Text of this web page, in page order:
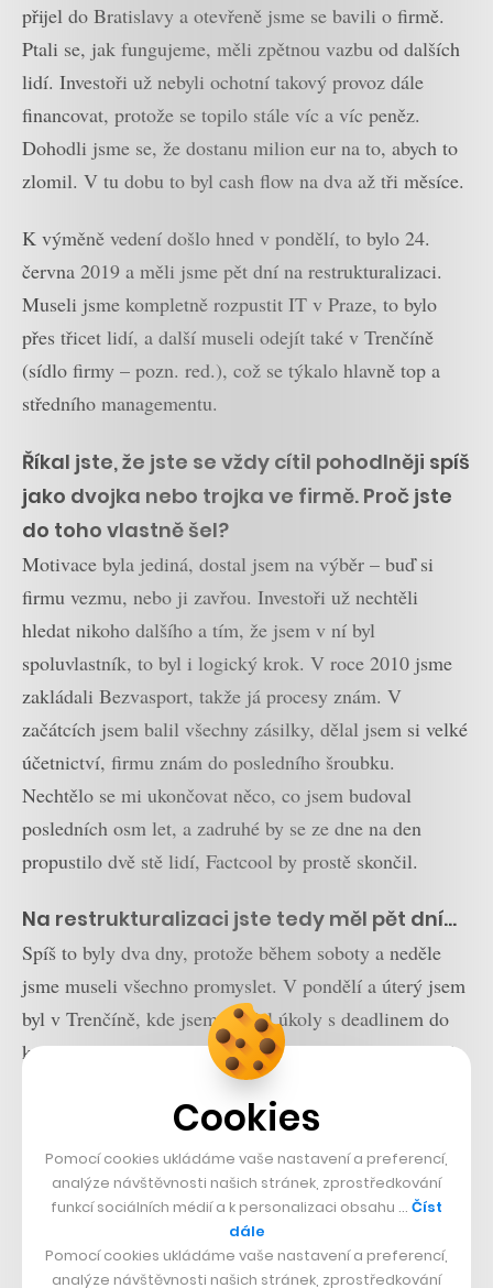
přijel do Bratislavy a otevřeně jsme se bavili o firmě.
Ptali se, jak fungujeme, měli zpětnou vazbu od dalších
lidí. Investoři už nebyli ochotní takový provoz dále
financovat, protože se topilo stále víc a víc peněz.
Dohodli jsme se, že dostanu milion eur na to, abych to
zlomil. V tu dobu to byl cash flow na dva až tři měsíce.
K výměně vedení došlo hned v pondělí, to bylo 24.
června 2019 a měli jsme pět dní na restrukturalizaci.
Museli jsme kompletně rozpustit IT v Praze, to bylo
přes třicet lidí, a další museli odejít také v Trenčíně
(sídlo firmy – pozn. red.), což se týkalo hlavně top a
středního managementu.
Říkal jste, že jste se vždy cítil pohodlněji spíš
jako dvojka nebo trojka ve firmě. Proč jste
do toho vlastně šel?
Motivace byla jediná, dostal jsem na výběr – buď si
firmu vezmu, nebo ji zavřou. Investoři už nechtěli
hledat nikoho dalšího a tím, že jsem v ní byl
spoluvlastník, to byl i logický krok. V roce 2010 jsme
zakládali Bezvasport, takže já procesy znám. V
začátcích jsem balil všechny zásilky, dělal jsem si velké
účetnictví, firmu znám do posledního šroubku.
Nechtělo se mi ukončovat něco, co jsem budoval
posledních osm let, a zadruhé by se ze dne na den
propustilo dvě stě lidí, Factcool by prostě skončil.
Na restrukturalizaci jste tedy měl pět dní…
Spíš to byly dva dny, protože během soboty a neděle
jsme museli všechno promyslet. V pondělí a úterý jsem
byl v Trenčíně, kde jsem rozdal úkoly s deadlinem do
konce týdne. Lidé věděli, že mají máslo na hlavě, takže
vůči odchodu ani neprotestovali.
za velkým projektem z relativně dobrých firem a tým
tady tehdy fungoval jen čtyři měsíce. Byla to velmi
nepříjemná a složitější situace, potřeboval jsem dva
dny, do pátku jsme ale všechno stihli. Pak začínal nový
Cookies
Pomocí cookies ukládáme vaše nastavení a preferencí,
analýze návštěvnosti našich stránek, zprostředkování
funkcí sociálních médií a k personalizaci obsahu … Číst
dále
Pomocí cookies ukládáme vaše nastavení a preferencí,
analýze návštěvnosti našich stránek, zprostředkování